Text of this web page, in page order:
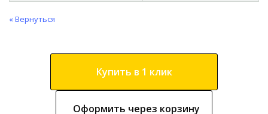
« Вернуться
Купить в 1 клик
Оформить через корзину